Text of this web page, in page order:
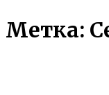
Метка: